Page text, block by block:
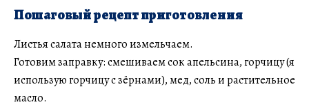
Пошаговый рецепт приготовления
Листья салата немного измельчаем.
Готовим заправку: смешиваем сок апельсина, горчицу (я
использую горчицу с зёрнами), мед, соль и растительное
масло.